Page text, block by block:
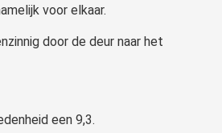
voor elkaar.
door de deur naar het
een 9,3.